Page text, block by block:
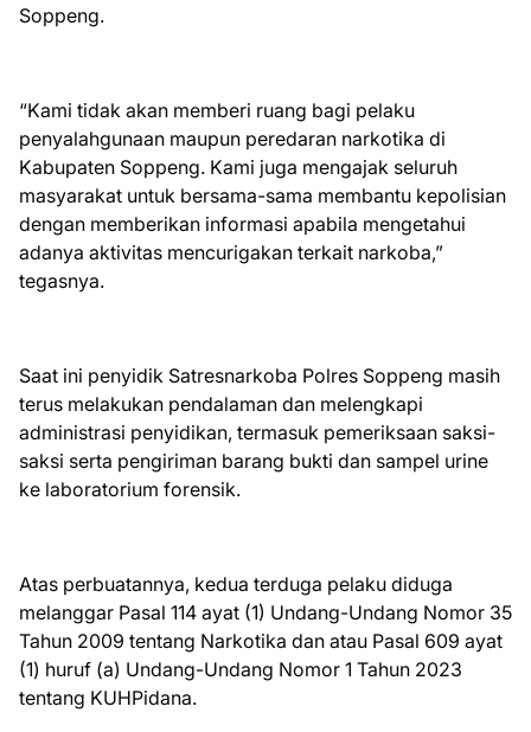
Soppeng.
“Kami tidak akan memberi ruang bagi pelaku
penyalahgunaan maupun peredaran narkotika di
Kabupaten Soppeng. Kami juga mengajak seluruh
masyarakat untuk bersama-sama membantu kepolisian
dengan memberikan informasi apabila mengetahui
adanya aktivitas mencurigakan terkait narkoba,”
tegasnya.
Saat ini penyidik Satresnarkoba Polres Soppeng masih
terus melakukan pendalaman dan melengkapi
administrasi penyidikan, termasuk pemeriksaan saksi-
saksi serta pengiriman barang bukti dan sampel urine
ke laboratorium forensik.
Atas perbuatannya, kedua terduga pelaku diduga
melanggar Pasal 114 ayat (1) Undang-Undang Nomor 35
Tahun 2009 tentang Narkotika dan atau Pasal 609 ayat
(1) huruf (a) Undang-Undang Nomor 1 Tahun 2023
tentang KUHPidana.